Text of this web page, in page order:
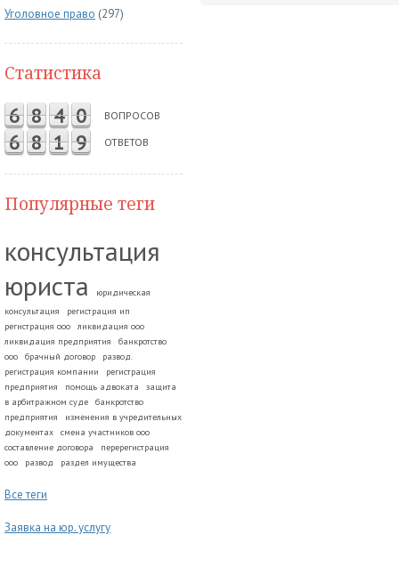
Уголовное право (297)
Статистика
6 8 4 0 ВОПРОСОВ
6 8 1 9 ОТВЕТОВ
Популярные теги
консультация
юриста
юридическая
консультация
регистрация ип
регистрация ооо
ликвидация ооо
ликвидация предприятия
банкротство
ооо
брачный договор
развод.
регистрация компании
регистрация
предприятия
помощь адвоката
защита
в арбитражном суде
банкротство
предприятия
изменения в учредительных
документах
смена участников ооо
составление договора
перерегистрация
ооо
развод раздел имущества
Все теги
Заявка на юр. услугу